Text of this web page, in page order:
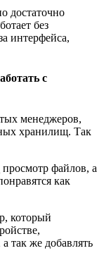
достаточно
без
интерфейса,
с
менеджеров,
хранилищ. Так
файлов, а
как
который
так же добавлять